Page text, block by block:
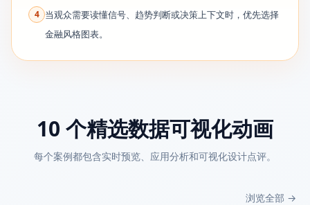
4 当观众需要读懂信号、趋势判断或决策上下文时，优先选择
金融风格图表。
10 个精选数据可视化动画
每个案例都包含实时预览、应用分析和可视化设计点评。
浏览全部 →